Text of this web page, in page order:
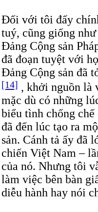
Đối với tôi đấy
tuý, cũng giống
Đảng Cộng sản
đã đoạn tuyệt với
Đảng Cộng sản đã
[14] , khởi nguồn là
mặc dù có những
biểu tình chống
đã đến lúc tạo ra
sản. Cánh tả ấy đã
chiến Việt Nam –
của nó. Nhưng tôi
làm việc bên bàn
diễu hành hay nói